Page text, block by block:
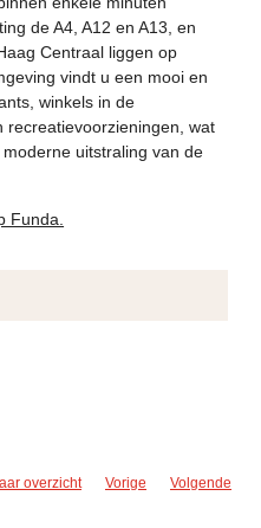
de A4, A12 en A13, en
Centraal liggen op
vindt u een mooi en
winkels in de
recreatievoorzieningen, wat
uitstraling van de
Funda.
overzicht Vorige Volgende